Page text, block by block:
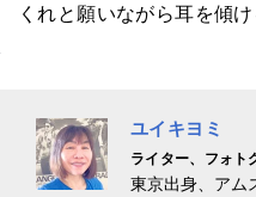
くれと願いながら耳を傾
ユイキヨミ
ライター、フォト
東京出身、アム